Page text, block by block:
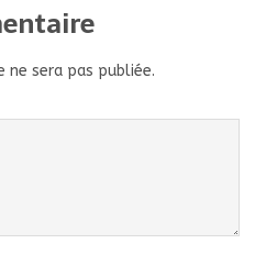
ne sera pas publiée.